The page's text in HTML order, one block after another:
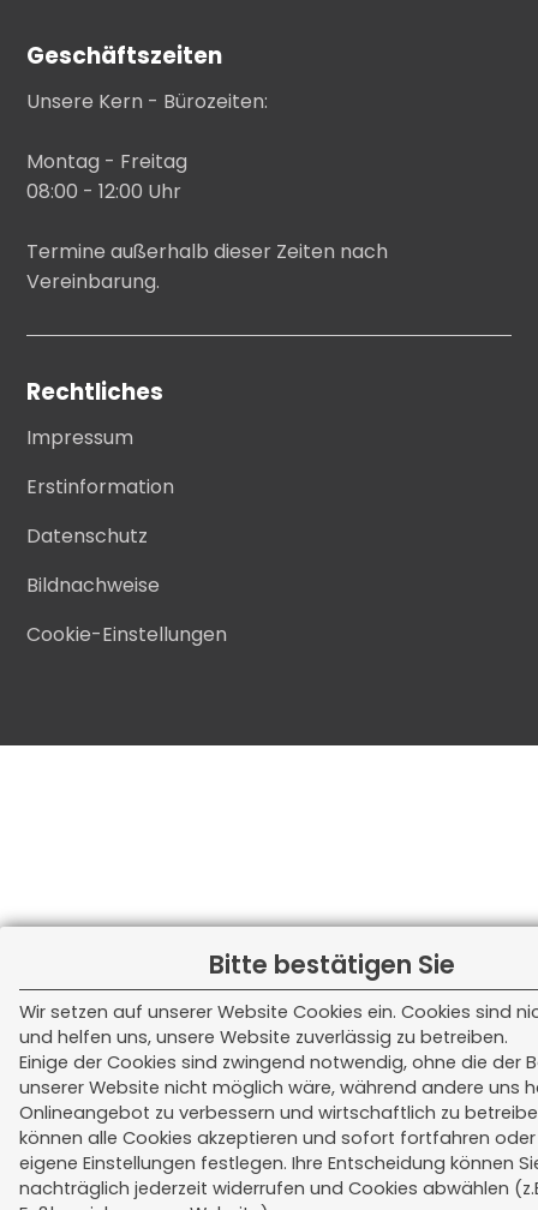
Bitte bestätigen Sie
Wir setzen auf unserer Website Cookies ein. Cookies sind
und helfen uns, unsere Website zuverlässig zu betreiben.
Einige der Cookies sind zwingend notwendig, ohne die der
unserer Website nicht möglich wäre, während andere uns
Onlineangebot zu verbessern und wirtschaftlich zu
können alle Cookies akzeptieren und sofort fortfahren
eigene Einstellungen festlegen. Ihre Entscheidung können
nachträglich jederzeit widerrufen und Cookies abwählen
Geschäftszeiten
Unsere Kern - Bürozeiten:
Montag - Freitag
08:00 - 12:00 Uhr
Termine außerhalb dieser Zeiten nach
Vereinbarung.
Rechtliches
Impressum
Erstinformation
Datenschutz
Bildnachweise
Cookie-Einstellungen